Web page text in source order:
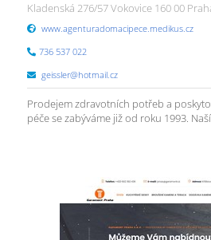
Kladenská 276/57 Vokovice 160 00
www.agenturadomacipece.medikus.cz
736 537 022
geissler@hotmail.cz
Prodejem zdravotních potřeb a
péče se zabýváme již od roku 1993.